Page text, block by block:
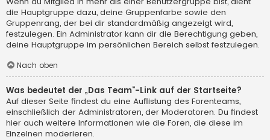
die Hauptgruppe dazu, deine Gruppenfarbe sowie den
Gruppenrang, der bei dir standardmäßig angezeigt wird,
festzulegen. Ein Administrator kann dir die Berechtigung geben,
deine Hauptgruppe im persönlichen Bereich selbst festzulegen.
Nach oben
Was bedeutet der „Das Team“-Link auf der Startseite?
Auf dieser Seite findest du eine Auflistung des Forenteams,
einschließlich der Administratoren, der Moderatoren. Du findest
hier auch weitere Informationen wie die Foren, die diese im
Einzelnen moderieren.